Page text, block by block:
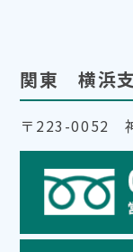
関東 横浜
〒223-0052